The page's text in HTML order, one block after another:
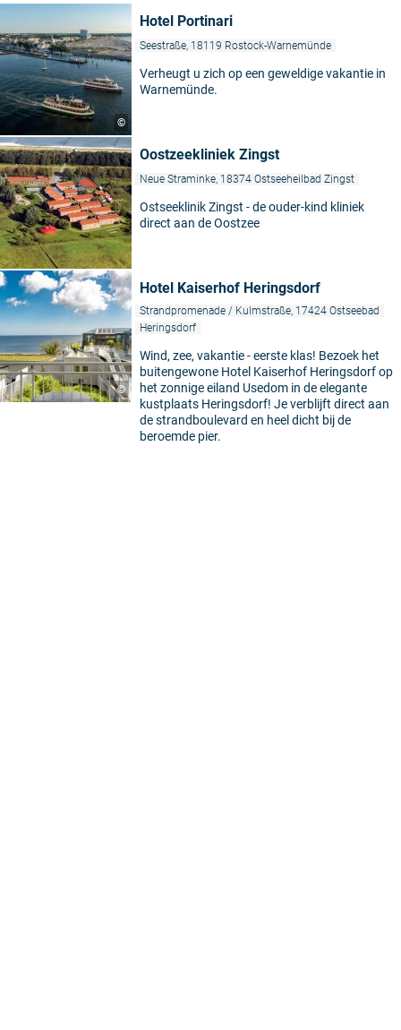
©
Hotel Portinari
Seestraße, 18119 Rostock-Warnemünde
Verheugt u zich op een geweldige vakantie in
Warnemünde.
Oostzeekliniek Zingst
Neue Straminke, 18374 Ostseeheilbad Zingst
Ostseeklinik Zingst - de ouder-kind kliniek
direct aan de Oostzee
©
Hotel Kaiserhof Heringsdorf
Strandpromenade / Kulmstraße, 17424 Ostseebad
Heringsdorf
Wind, zee, vakantie - eerste klas! Bezoek het
buitengewone Hotel Kaiserhof Heringsdorf op
het zonnige eiland Usedom in de elegante
kustplaats Heringsdorf! Je verblijft direct aan
de strandboulevard en heel dicht bij de
beroemde pier.